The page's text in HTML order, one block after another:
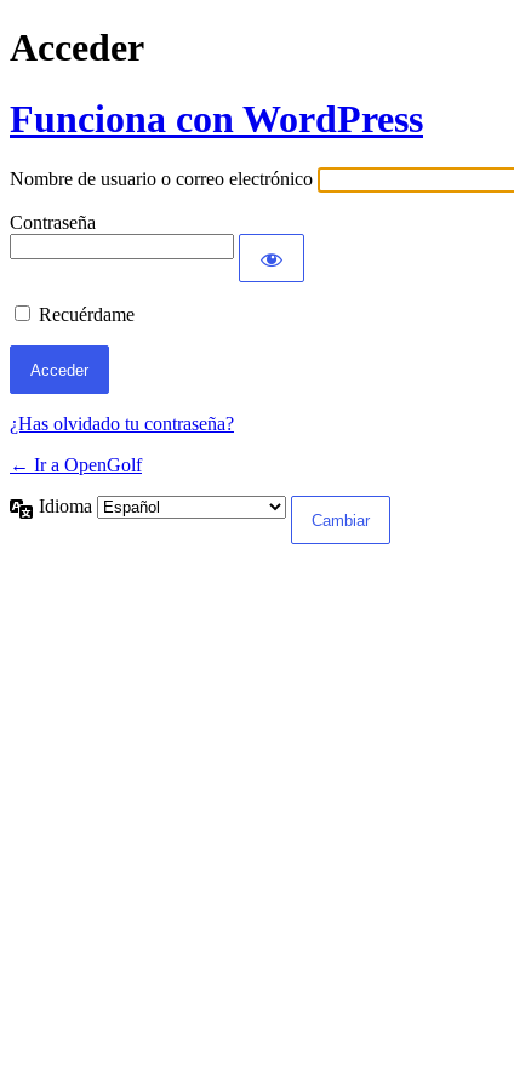
Acceder
Funciona con WordPress
Nombre de usuario o correo electrónico
Contraseña
Recuérdame
¿Has olvidado tu contraseña?
← Ir a OpenGolf
Idioma